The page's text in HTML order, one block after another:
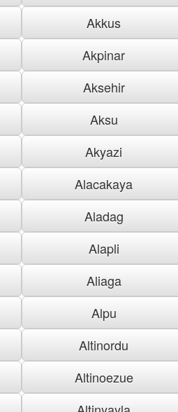
Akkus
Akpinar
Aksehir
Aksu
Akyazi
Alacakaya
Aladag
Alapli
Aliaga
Alpu
Altinordu
Altinoezue